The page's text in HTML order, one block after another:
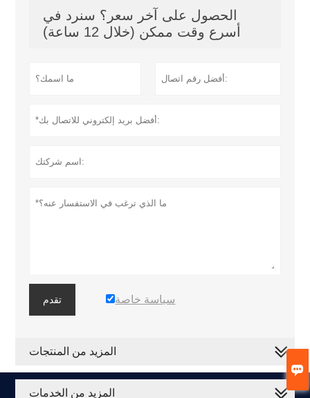

الحصول على آخر سعر؟ سنرد في
أسرع وقت ممكن (خلال 12 ساعة)
تقدم سياسة خاصة
المزيد من المنتجات
المزيد من الخدمات